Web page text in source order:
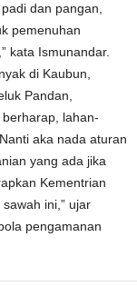
dan pangan,
pemenuhan
kata Ismunandar.
di Kaubun,
Pandan,
lahan-
aka nada aturan
yang ada jika
Kementrian
ini,” ujar
pengamanan